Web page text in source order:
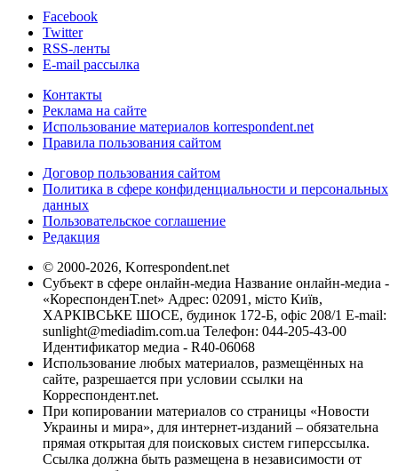
Facebook
Twitter
RSS-ленты
E-mail рассылка
Контакты
Реклама на сайте
Использование материалов korrespondent.net
Правила пользования сайтом
Договор пользования сайтом
Политика в сфере конфиденциальности и персональных
данных
Пользовательское соглашение
Редакция
© 2000-2026, Korrespondent.net
Субъект в сфере онлайн-медиа Название онлайн-медиа -
«КореспонденТ.net» Адрес: 02091, місто Київ,
ХАРКІВСЬКЕ ШОСЕ, будинок 172-Б, офіс 208/1 E-mail:
sunlight@mediadim.com.ua Телефон: 044-205-43-00
Идентификатор медиа - R40-06068
Использование любых материалов, размещённых на
сайте, разрешается при условии ссылки на
Корреспондент.net.
При копировании материалов со страницы «Новости
Украины и мира», для интернет-изданий – обязательна
прямая открытая для поисковых систем гиперссылка.
Ссылка должна быть размещена в независимости от